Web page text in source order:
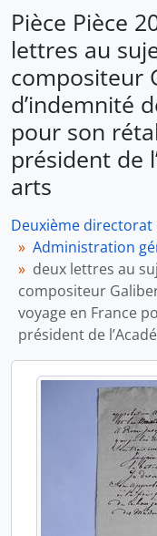
36 en plus...
Pièce Pièce
lettres au
compositeur
d’indemnité
pour son
président de
arts
Deuxième directorat
Administration
deux lettres au
compositeur
voyage en France
président de